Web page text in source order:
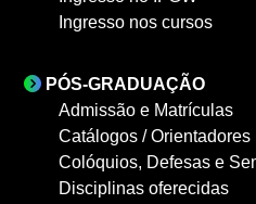
Ingresso nos cursos
PÓS-GRADUAÇÃO
Admissão e Matrículas
Catálogos / Orientadores
Colóquios, Defesas e
Disciplinas oferecidas